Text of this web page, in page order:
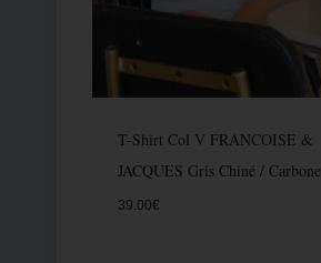
T-Shirt Col V FRANCOISE &
JACQUES Gris Chiné / Carbone
39.00€